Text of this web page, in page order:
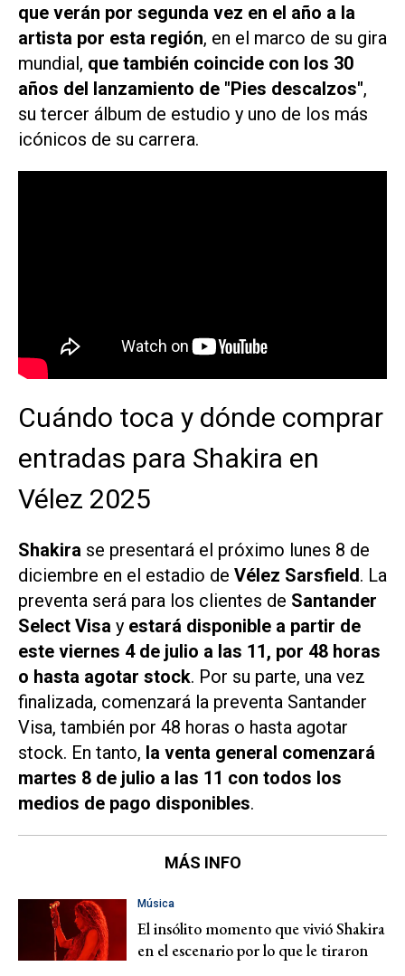
que verán por segunda vez en el año a la
artista por esta región, en el marco de su gira
mundial, que también coincide con los 30
años del lanzamiento de "Pies descalzos",
su tercer álbum de estudio y uno de los más
icónicos de su carrera.
Cuándo toca y dónde comprar
entradas para Shakira en
Vélez 2025
Shakira se presentará el próximo lunes 8 de
diciembre en el estadio de Vélez Sarsfield. La
preventa será para los clientes de Santander
Select Visa y estará disponible a partir de
este viernes 4 de julio a las 11, por 48 horas
o hasta agotar stock. Por su parte, una vez
finalizada, comenzará la preventa Santander
Visa, también por 48 horas o hasta agotar
stock. En tanto, la venta general comenzará
martes 8 de julio a las 11 con todos los
medios de pago disponibles.
MÁS INFO
Música
El insólito momento que vivió Shakira
en el escenario por lo que le tiraron